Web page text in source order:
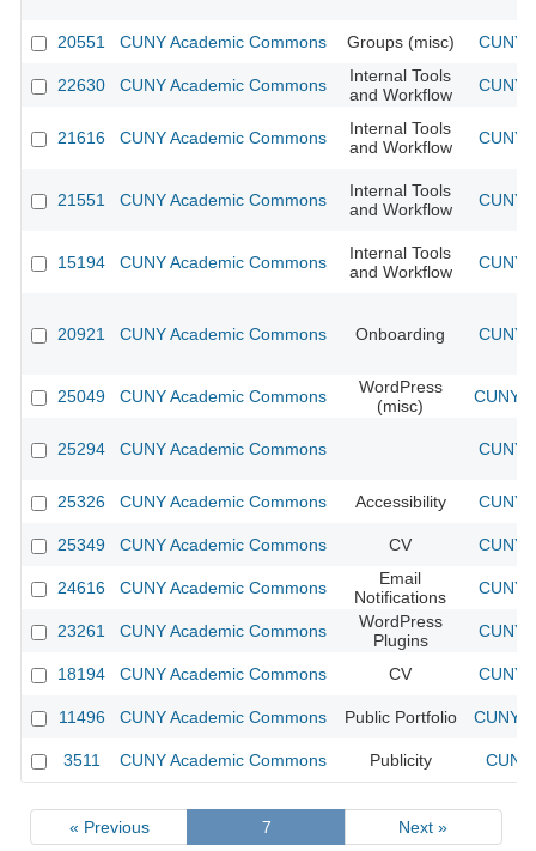
20551 CUNY Academic Commons Groups (misc) CUNY
22630 CUNY Academic Commons
Internal Tools
and Workflow
CUNY
21616 CUNY Academic Commons
Internal Tools
and Workflow
CUNY
21551 CUNY Academic Commons
Internal Tools
and Workflow
CUNY
15194 CUNY Academic Commons
Internal Tools
and Workflow
CUNY
20921 CUNY Academic Commons Onboarding CUNY
25049 CUNY Academic Commons
WordPress
(misc)
CUNY
25294 CUNY Academic Commons CUNY
25326 CUNY Academic Commons Accessibility CUNY
25349 CUNY Academic Commons CV CUNY
24616 CUNY Academic Commons
Email
Notifications
CUNY
23261 CUNY Academic Commons
WordPress
Plugins
CUNY
18194 CUNY Academic Commons CV CUNY
11496 CUNY Academic Commons Public Portfolio CUNY
3511 CUNY Academic Commons Publicity
« Previous 7 Next »